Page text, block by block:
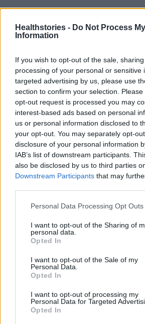
Healthstories - Do Not Process
Information
If you wish to opt-out of the sale,
processing of your personal or sensitive
targeted advertising by us, please use
section to confirm your selection.
opt-out request is processed you may
interest-based ads based on personal
us or personal information disclosed to
your opt-out. You may separately opt-
disclosure of your personal information
IAB’s list of downstream participants.
also be disclosed by us to third parties
Downstream Participants that may
Personal Data Processing Opt Outs
I want to opt-out of the Sharing of
personal data.
Opted In
I want to opt-out of the Sale of my
Personal Data.
Opted In
I want to opt-out of processing my
Personal Data for Targeted
Opted In
Άνοια σε νεαρή ηλικία: Τα
αιτίες και γιατί καθυστερεί η
Γιατί δεν πρέπει να βάζετε
υπερ-επεξεργασμένα
TAGS Παγκόσμιος Οργανισμός Υγείας ΠΟΥ
healthstories